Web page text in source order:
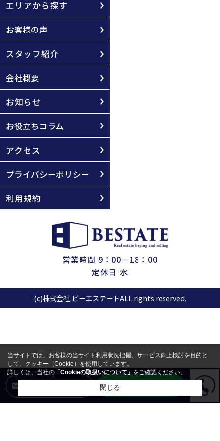
エリアから探す
お客様の声
スタッフ紹介
会社概要
お知らせ
お役立ちコラム
アクセス
プライバシーポリシー
利用規約
営業時間 9：00－18：00
定休日 水
(c)株式会社 ビーエステートALL rights reserved.
LINEからお問合せ
当サイトでは、お客様の当サイト利用状況把握、サービス向上検討を目的と
して、クッキー（Cookie）を使用しています。
詳しくは、当社の「Cookieの取扱いについて」をご確認ください。
閉じる